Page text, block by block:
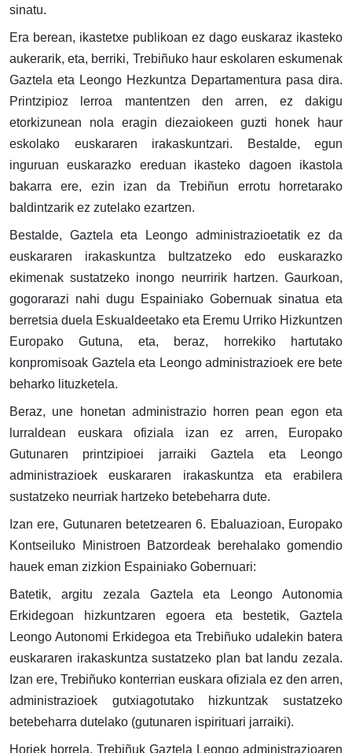
sinatu.
Era berean, ikastetxe publikoan ez dago euskaraz ikasteko
aukerarik, eta, berriki, Trebiñuko haur eskolaren eskumenak
Gaztela eta Leongo Hezkuntza Departamentura pasa dira.
Printzipioz lerroa mantentzen den arren, ez dakigu
etorkizunean nola eragin diezaiokeen guzti honek haur
eskolako euskararen irakaskuntzari. Bestalde, egun
inguruan euskarazko ereduan ikasteko dagoen ikastola
bakarra ere, ezin izan da Trebiñun errotu horretarako
baldintzarik ez zutelako ezartzen.
Bestalde, Gaztela eta Leongo administrazioetatik ez da
euskararen irakaskuntza bultzatzeko edo euskarazko
ekimenak sustatzeko inongo neurririk hartzen. Gaurkoan,
gogorarazi nahi dugu Espainiako Gobernuak sinatua eta
berretsia duela Eskualdeetako eta Eremu Urriko Hizkuntzen
Europako Gutuna, eta, beraz, horrekiko hartutako
konpromisoak Gaztela eta Leongo administrazioek ere bete
beharko lituzketela.
Beraz, une honetan administrazio horren pean egon eta
lurraldean euskara ofiziala izan ez arren, Europako
Gutunaren printzipioei jarraiki Gaztela eta Leongo
administrazioek euskararen irakaskuntza eta erabilera
sustatzeko neurriak hartzeko betebeharra dute.
Izan ere, Gutunaren betetzearen 6. Ebaluazioan, Europako
Kontseiluko Ministroen Batzordeak berehalako gomendio
hauek eman zizkion Espainiako Gobernuari:
Batetik, argitu zezala Gaztela eta Leongo Autonomia
Erkidegoan hizkuntzaren egoera eta bestetik, Gaztela
Leongo Autonomi Erkidegoa eta Trebiñuko udalekin batera
euskararen irakaskuntza sustatzeko plan bat landu zezala.
Izan ere, Trebiñuko konterrian euskara ofiziala ez den arren,
administrazioek gutxiagotutako hizkuntzak sustatzeko
betebeharra dutelako (gutunaren ispirituari jarraiki).
Horiek horrela, Trebiñuk Gaztela Leongo administrazioaren